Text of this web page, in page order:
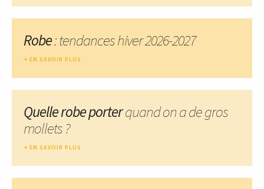
Robe: tendances hiver 2026-2027
EN SAVOIR PLUS
Quelle robe porterquand on a de gros
mollets ?
EN SAVOIR PLUS